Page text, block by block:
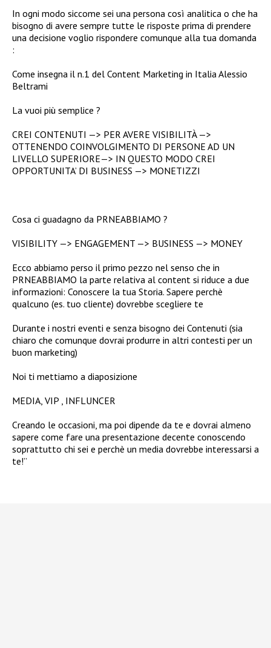
In ogni modo siccome sei una persona così analitica o che ha
bisogno di avere sempre tutte le risposte prima di prendere
una decisione voglio rispondere comunque alla tua domanda
:
Come insegna il n.1 del Content Marketing in Italia Alessio
Beltrami
La vuoi più semplice ?
CREI CONTENUTI —> PER AVERE VISIBILITÀ —>
OTTENENDO COINVOLGIMENTO DI PERSONE AD UN
LIVELLO SUPERIORE—> IN QUESTO MODO CREI
OPPORTUNITA’ DI BUSINESS —> MONETIZZI
Cosa ci guadagno da PRNEABBIAMO ?
VISIBILITY —> ENGAGEMENT —> BUSINESS —> MONEY
Ecco abbiamo perso il primo pezzo nel senso che in
PRNEABBIAMO la parte relativa al content si riduce a due
informazioni: Conoscere la tua Storia. Sapere perchè
qualcuno (es. tuo cliente) dovrebbe scegliere te
Durante i nostri eventi e senza bisogno dei Contenuti (sia
chiaro che comunque dovrai produrre in altri contesti per un
buon marketing)
Noi ti mettiamo a diaposizione
MEDIA, VIP , INFLUNCER
Creando le occasioni, ma poi dipende da te e dovrai almeno
sapere come fare una presentazione decente conoscendo
soprattutto chi sei e perchè un media dovrebbe interessarsi a
te!”